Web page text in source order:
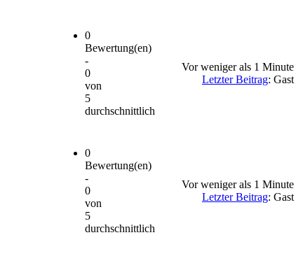
0
Bewertung(en)
-
0
von
5
durchschnittlich
Vor weniger als 1 Minute
Letzter Beitrag: Gast
0
Bewertung(en)
-
0
von
5
durchschnittlich
Vor weniger als 1 Minute
Letzter Beitrag: Gast